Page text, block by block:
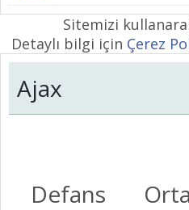
Sitemizi
Detaylı bilgi için Çerez
Ajax
Defans